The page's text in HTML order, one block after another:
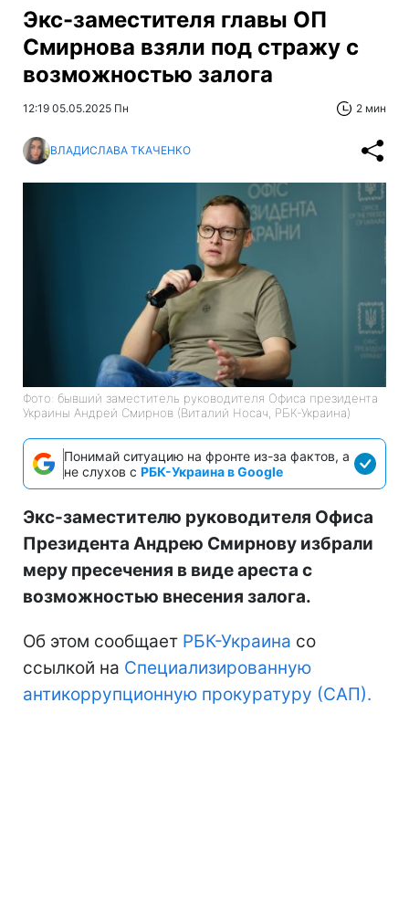
Экс-заместителя главы ОП
Смирнова взяли под стражу с
возможностью залога
12:19 05.05.2025 Пн 2 мин
ВЛАДИСЛАВА ТКАЧЕНКО
Фото: бывший заместитель руководителя Офиса президента
Украины Андрей Смирнов (Виталий Носач, РБК-Украина)
Понимай ситуацию на фронте из-за фактов, а
не слухов с РБК-Украина в Google
Экс-заместителю руководителя Офиса
Президента Андрею Смирнову избрали
меру пресечения в виде ареста с
возможностью внесения залога.
Об этом сообщает РБК-Украина со
ссылкой на Специализированную
антикоррупционную прокуратуру (САП).